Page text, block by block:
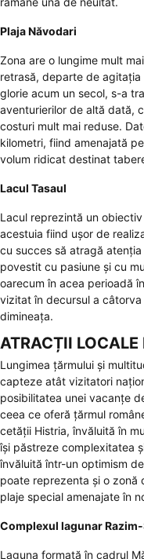
Plaja Năvodari
Zona are o lungime mult
retrasă, departe de
glorie acum un secol, s-a
aventurierilor de altă dată,
costuri mult mai reduse.
kilometri, fiind amenajată
volum ridicat destinat
Lacul Tasaul
Lacul reprezintă un
acestuia fiind ușor de
cu succes să atragă
povestit cu pasiune și cu
oarecum în acea perioadă
vizitat în decursul a
dimineața.
ATRACȚII LOCALE
Lungimea țărmului și
capteze atât vizitatori
posibilitatea unei vacanțe
ceea ce oferă țărmul
cetății Histria, învăluită în
își păstreze complexitatea
învăluită într-un optimism
poate reprezenta și o zonă
plaje special amenajate în
Complexul lagunar
Laguna formată în cadrul